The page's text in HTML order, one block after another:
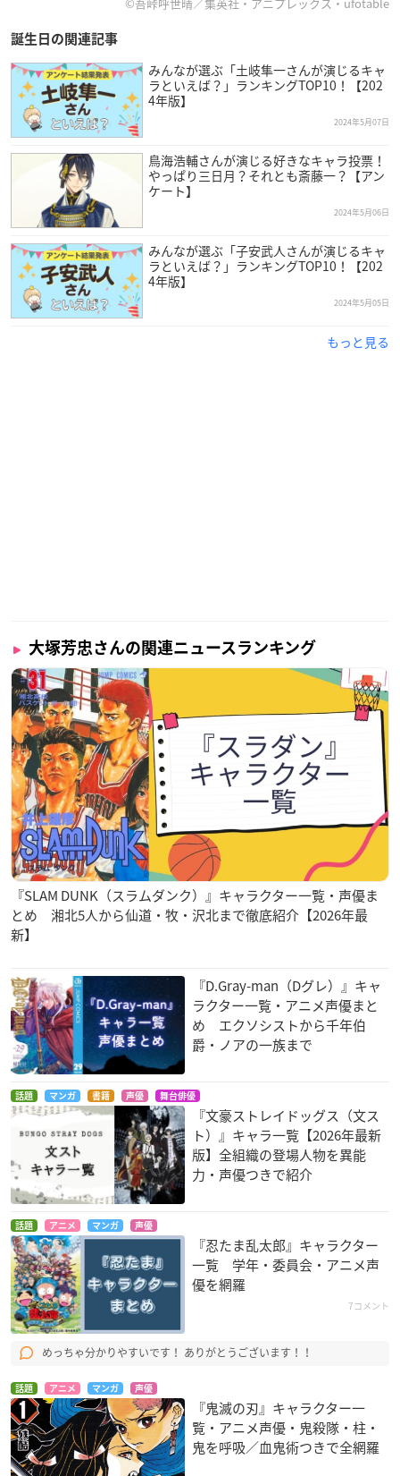
誕生日の関連記事
みんなが選ぶ「土岐隼一さんが演じるキャ
ラといえば？」ランキングTOP10！【202
4年版】
2024年5月07日
鳥海浩輔さんが演じる好きなキャラ投票！
やっぱり三日月？それとも斎藤一？【アン
ケート】
2024年5月06日
みんなが選ぶ「子安武人さんが演じるキャ
ラといえば？」ランキングTOP10！【202
4年版】
2024年5月05日
もっと見る
大塚芳忠さんの関連ニュースランキング
『SLAM DUNK（スラムダンク）』キャラクター一覧・声優ま
とめ 湘北5人から仙道・牧・沢北まで徹底紹介【2026年最
新】
『D.Gray-man（Dグレ）』キャ
ラクター一覧・アニメ声優まと
め エクソシストから千年伯
爵・ノアの一族まで
話題 マンガ 書籍 声優 舞台俳優
『文豪ストレイドッグス（文ス
ト）』キャラ一覧【2026年最新
版】全組織の登場人物を異能
力・声優つきで紹介
話題 アニメ マンガ 声優
『忍たま乱太郎』キャラクター
一覧 学年・委員会・アニメ声
優を網羅
7コメント
めっちゃ分かりやすいです！ ありがとうございます！！
話題 アニメ マンガ 声優
『鬼滅の刃』キャラクター一
覧・アニメ声優・鬼殺隊・柱・
鬼を呼吸／血鬼術つきで全網羅